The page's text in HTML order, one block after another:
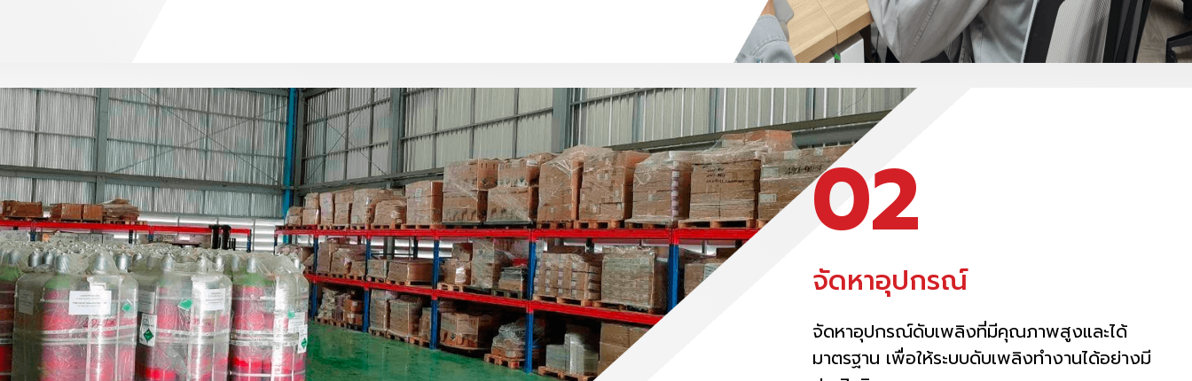
02
จัดหาอุปกรณ์
จัดหาอุปกรณ์ดับเพลิงที่มีคุณภาพสูงและได้
มาตรฐาน เพื่อให้ระบบดับเพลิงทำงานได้อย่างมี